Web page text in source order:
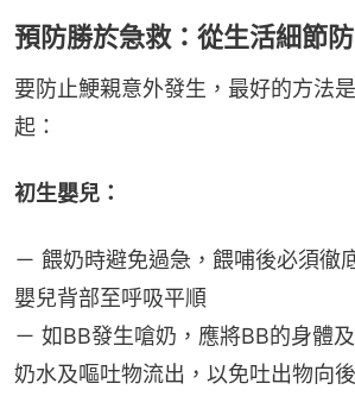
預防勝於急救：從生活細節
要防止鯁親意外發生，最好的方法
起：
初生嬰兒：
－ 餵奶時避免過急，餵哺後必須徹
嬰兒背部至呼吸平順
－ 如BB發生嗆奶，應將BB的身體
奶水及嘔吐物流出，以免吐出物向